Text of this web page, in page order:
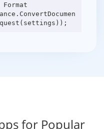
for Popular